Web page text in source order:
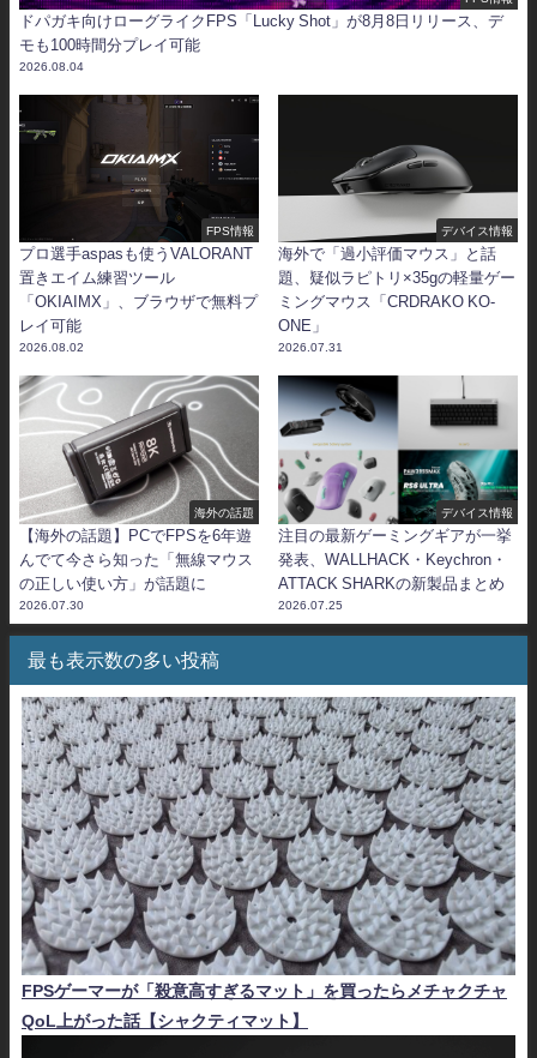
ドパガキ向けローグライクFPS「Lucky Shot」が8月8日リリース、デ
モも100時間分プレイ可能
2026.08.04
FPS情報
プロ選手aspasも使うVALORANT
置きエイム練習ツール
「OKIAIMX」、ブラウザで無料プ
レイ可能
2026.08.02
デバイス情報
海外で「過小評価マウス」と話
題、疑似ラピトリ×35gの軽量ゲー
ミングマウス「CRDRAKO KO-
ONE」
2026.07.31
海外の話題
【海外の話題】PCでFPSを6年遊
んでて今さら知った「無線マウス
の正しい使い方」が話題に
2026.07.30
デバイス情報
注目の最新ゲーミングギアが一挙
発表、WALLHACK・Keychron・
ATTACK SHARKの新製品まとめ
2026.07.25
最も表示数の多い投稿
FPSゲーマーが「殺意高すぎるマット」を買ったらメチャクチャ
QoL上がった話【シャクティマット】